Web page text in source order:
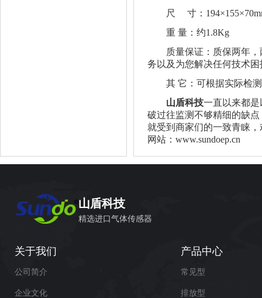
尺 寸：
重 量：约1.8Kg
质量保证：质保两年，
务以及为您解决任何技术困
其 它：可根据实际检测
山盾科技一直以来都
破过往监测不够精细的缺
就受到商家们的一致青睐
网站：www.sundoep.cn
山盾科技
精选进口气体传感器
关于我们
公司简介
企业文化
产品中心
常见型
排放型